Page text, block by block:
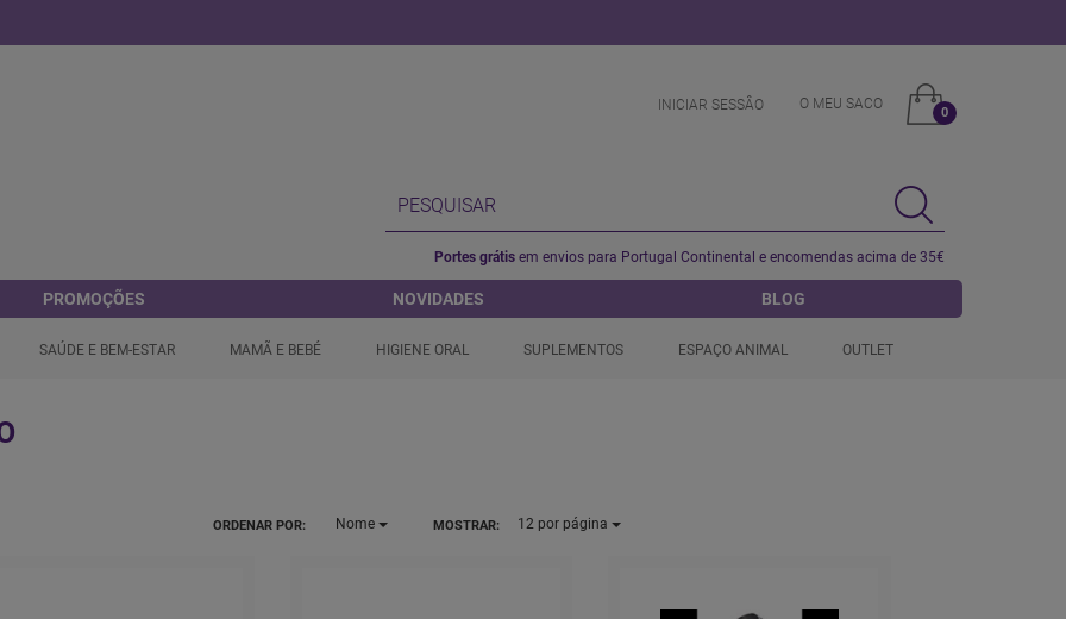
INICIAR SESSÂO O MEU SACO
0
Portes grátis em envios para Portugal Continental e encomendas acima de 35€
PROMOÇÕES NOVIDADES BLOG
SAÚDE E BEM-ESTAR MAMÃ E BEBÉ HIGIENE ORAL SUPLEMENTOS ESPAÇO ANIMAL OUTLET
ORDENAR POR: Nome MOSTRAR: 12por página